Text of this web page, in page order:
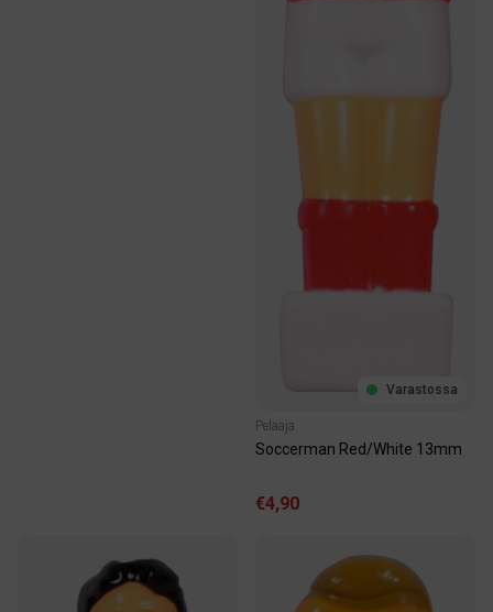
Varastossa
Pelaaja
Soccerman Red/White 13mm
€4,90